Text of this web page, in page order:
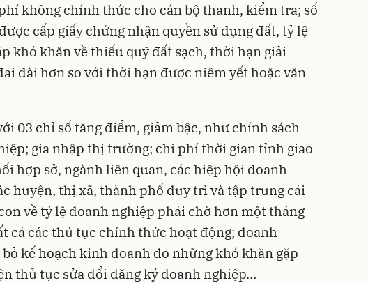
không chính thức cho cán bộ thanh, kiểm tra; số
cấp giấy chứng nhận quyền sử dụng đất, tỷ lệ
khó khăn về thiếu quỹ đất sạch, thời hạn giải
dài hơn so với thời hạn được niêm yết hoặc văn
03 chỉ số tăng điểm, giảm bậc, như chính sách
gia nhập thị trường; chi phí thời gian tỉnh giao
hợp sở, ngành liên quan, các hiệp hội doanh
huyện, thị xã, thành phố duy trì và tập trung cải
về tỷ lệ doanh nghiệp phải chờ hơn một tháng
cả các thủ tục chính thức hoạt động; doanh
kế hoạch kinh doanh do những khó khăn gặp
thủ tục sửa đổi đăng ký doanh nghiệp…